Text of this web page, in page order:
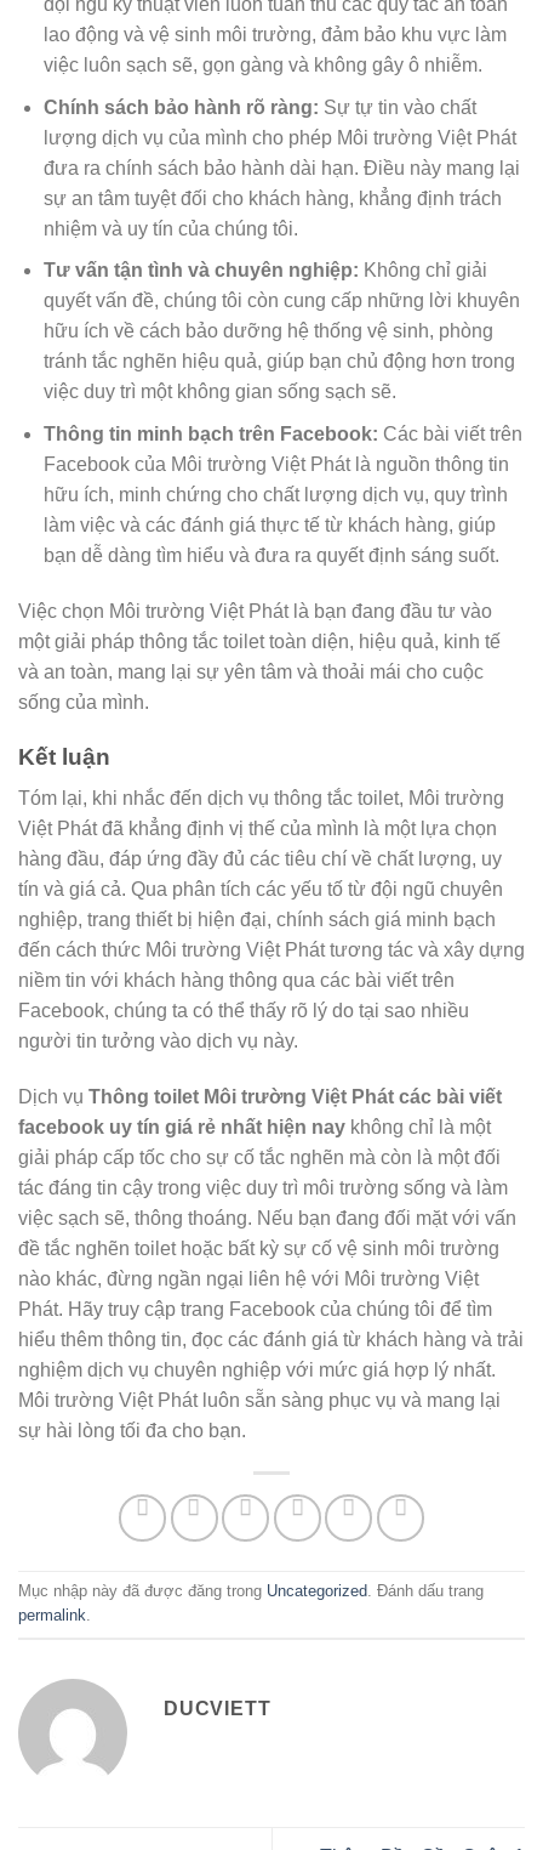
đội ngũ kỹ thuật viên luôn tuân thủ các quy tắc an toàn
lao động và vệ sinh môi trường, đảm bảo khu vực làm
việc luôn sạch sẽ, gọn gàng và không gây ô nhiễm.
Chính sách bảo hành rõ ràng: Sự tự tin vào chất
lượng dịch vụ của mình cho phép Môi trường Việt Phát
đưa ra chính sách bảo hành dài hạn. Điều này mang lại
sự an tâm tuyệt đối cho khách hàng, khẳng định trách
nhiệm và uy tín của chúng tôi.
Tư vấn tận tình và chuyên nghiệp: Không chỉ giải
quyết vấn đề, chúng tôi còn cung cấp những lời khuyên
hữu ích về cách bảo dưỡng hệ thống vệ sinh, phòng
tránh tắc nghẽn hiệu quả, giúp bạn chủ động hơn trong
việc duy trì một không gian sống sạch sẽ.
Thông tin minh bạch trên Facebook: Các bài viết trên
Facebook của Môi trường Việt Phát là nguồn thông tin
hữu ích, minh chứng cho chất lượng dịch vụ, quy trình
làm việc và các đánh giá thực tế từ khách hàng, giúp
bạn dễ dàng tìm hiểu và đưa ra quyết định sáng suốt.
Việc chọn Môi trường Việt Phát là bạn đang đầu tư vào
một giải pháp thông tắc toilet toàn diện, hiệu quả, kinh tế
và an toàn, mang lại sự yên tâm và thoải mái cho cuộc
sống của mình.
Kết luận
Tóm lại, khi nhắc đến dịch vụ thông tắc toilet, Môi trường
Việt Phát đã khẳng định vị thế của mình là một lựa chọn
hàng đầu, đáp ứng đầy đủ các tiêu chí về chất lượng, uy
tín và giá cả. Qua phân tích các yếu tố từ đội ngũ chuyên
nghiệp, trang thiết bị hiện đại, chính sách giá minh bạch
đến cách thức Môi trường Việt Phát tương tác và xây dựng
niềm tin với khách hàng thông qua các bài viết trên
Facebook, chúng ta có thể thấy rõ lý do tại sao nhiều
người tin tưởng vào dịch vụ này.
Dịch vụ Thông toilet Môi trường Việt Phát các bài viết
facebook uy tín giá rẻ nhất hiện nay không chỉ là một
giải pháp cấp tốc cho sự cố tắc nghẽn mà còn là một đối
tác đáng tin cậy trong việc duy trì môi trường sống và làm
việc sạch sẽ, thông thoáng. Nếu bạn đang đối mặt với vấn
đề tắc nghẽn toilet hoặc bất kỳ sự cố vệ sinh môi trường
nào khác, đừng ngần ngại liên hệ với Môi trường Việt
Phát. Hãy truy cập trang Facebook của chúng tôi để tìm
hiểu thêm thông tin, đọc các đánh giá từ khách hàng và trải
nghiệm dịch vụ chuyên nghiệp với mức giá hợp lý nhất.
Môi trường Việt Phát luôn sẵn sàng phục vụ và mang lại
sự hài lòng tối đa cho bạn.
Mục nhập này đã được đăng trong Uncategorized. Đánh dấu trang
permalink.
DUCVIETT